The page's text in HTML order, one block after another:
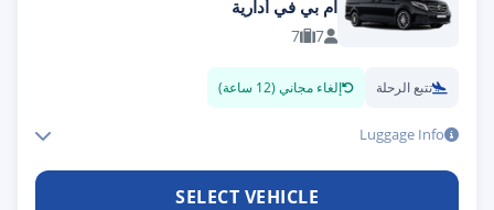
ام بي في أدارية
7
7
تتبع الرحلة إلغاء مجاني (12 ساعة)
Luggage Info
SELECT VEHICLE